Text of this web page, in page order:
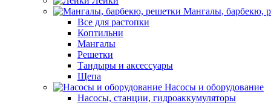
Мангалы, барбекю,
Все для растопки
Коптильни
Мангалы
Решетки
Тандыры и аксессуары
Щепа
Насосы и оборудование
Насосы, станции, гидроаккумуляторы